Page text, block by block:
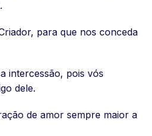
para que nos conceda
intercessão, pois vós
dele.
de amor sempre maior a